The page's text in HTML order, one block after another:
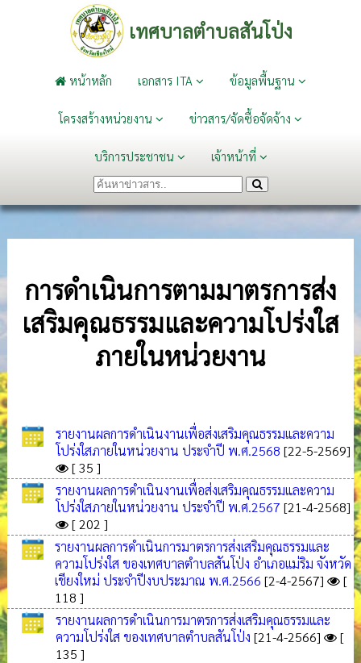
เทศบาลตำบลสันโป่ง
หน้าหลัก เอกสาร ITA ข้อมูลพื้นฐาน
โครงสร้างหน่วยงาน ข่าวสาร/จัดซื้อจัดจ้าง
บริการประชาชน เจ้าหน้าที่
การดำเนินการตามมาตรการส่ง
เสริมคุณธรรมและความโปร่งใส
ภายในหน่วยงาน
รายงานผลการดำเนินงานเพื่อส่งเสริมคุณธรรมและความ
โปร่งใสภายในหน่วยงาน ประจำปี พ.ศ.2568 [22-5-2569]
[ 35 ]
รายงานผลการดำเนินงานเพื่อส่งเสริมคุณธรรมและความ
โปร่งใสภายในหน่วยงาน ประจำปี พ.ศ.2567 [21-4-2568]
[ 202 ]
รายงานผลการดำเนินการมาตรการส่งเสริมคุณธรรมและ
ความโปร่งใส ของเทศบาลตำบลสันโป่ง อำเภอเเม่ริม จังหวัด
เชียงใหม่ ประจำปีงบประมาณ พ.ศ.2566 [2-4-2567]
[
118 ]
รายงานผลการดำเนินการมาตรการส่งเสริมคุณธรรมและ
ความโปร่งใส ของเทศบาลตำบลสันโป่ง [21-4-2566]
[
135 ]